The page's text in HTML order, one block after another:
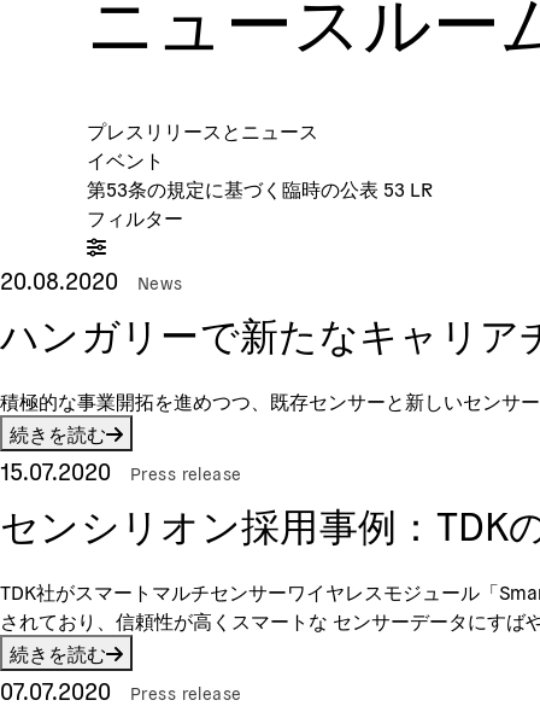
ニュースルー
プレスリリースとニュース
イベント
第53条の規定に基づく臨時の公表 53 LR
フィルター
20.08.2020 News
ハンガリーで新たなキャリア
積極的な事業開拓を進めつつ、既存センサーと新しいセンサ
続きを読む
15.07.2020 Press release
センシリオン採用事例：TDK
TDK社がスマートマルチセンサーワイヤレスモジュール「
されており、信頼性が高くスマートな センサーデータにすば
続きを読む
07.07.2020 Press release